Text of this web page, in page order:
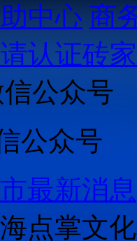
中心 商
认证砖家
公众号
最新消息
海点掌文